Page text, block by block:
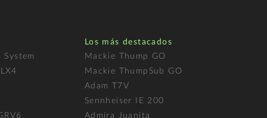
Los más destacados
Mackie Thump GO
Mackie ThumpSub GO
Adam T7V
Sennheiser IE 200
Admira Juanita